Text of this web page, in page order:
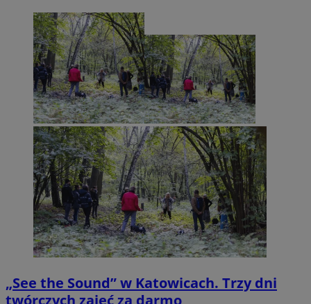
„See the Sound” w Katowicach. Trzy dni
twórczych zajęć za darmo